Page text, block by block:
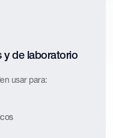
y de laboratorio
usar para: